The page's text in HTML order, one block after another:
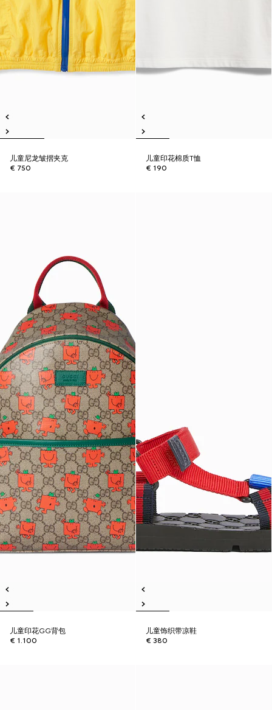
儿童尼龙皱摺夹克
€ 750
儿童印花棉质T恤
€ 190
儿童印花GG背包
€ 1.100
儿童饰织带凉鞋
€ 380